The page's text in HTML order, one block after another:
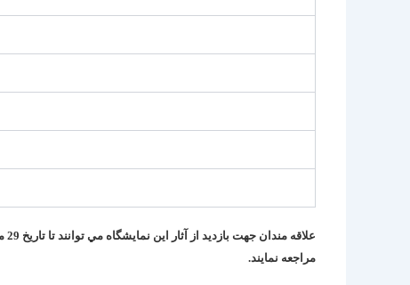
علاقه مندان جهت بازديد از آثار اين نمايشگاه مي توانند تا تاريخ 29 مهرماه به نشاني خانه هنرمندان واقع در تهران ،
مراجعه نمايند.